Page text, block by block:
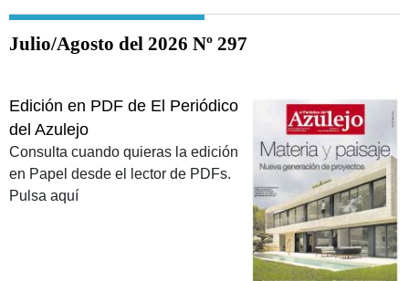
Julio/Agosto del 2026 Nº 297
Edición en PDF de El Periódico
del Azulejo
Consulta cuando quieras la edición
en Papel desde el lector de PDFs.
Pulsa aquí